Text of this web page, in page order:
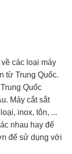
các loại máy
từ Trung Quốc.
Quốc
Máy cắt sắt
inox, tôn, ...
nhau hay để
để sử dụng với